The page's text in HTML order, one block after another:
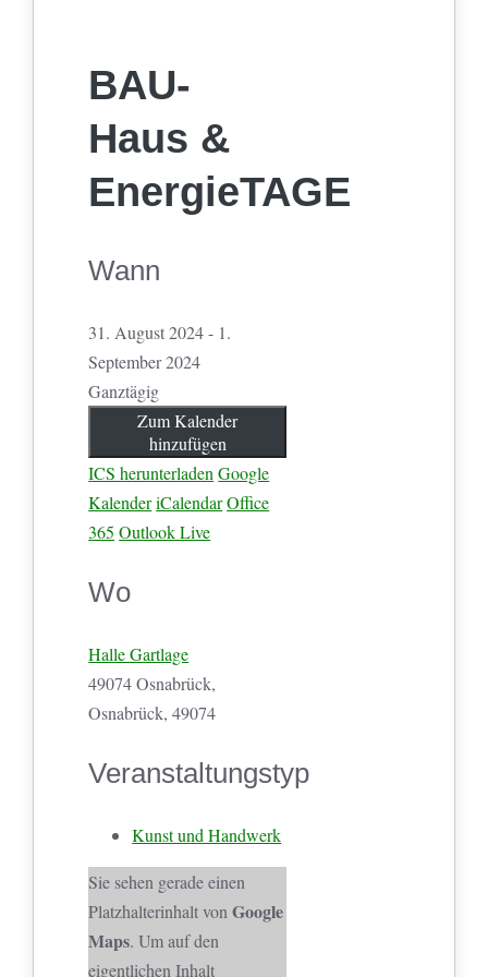
BAU-
Haus &
EnergieTAGE
Wann
31. August 2024 - 1.
September 2024
Ganztägig
Zum Kalender
hinzufügen
ICS herunterladen Google
KalenderiCalendarOffice
365 Outlook Live
Wo
Halle Gartlage
49074 Osnabrück,
Osnabrück, 49074
Veranstaltungstyp
Kunst und Handwerk
Sie sehen gerade einen
Platzhalterinhalt vonGoogle
Maps. Um auf den
eigentlichen Inhalt